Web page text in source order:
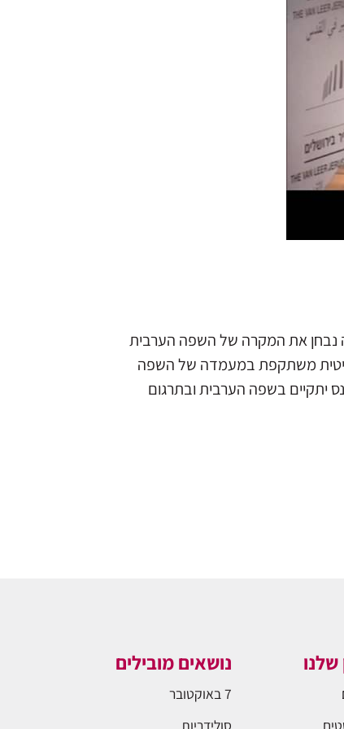
נבחן את המקרה של השפה הערבית
משתקפת במעמדה של השפה
יתקיים בשפה הערבית ובתרגום
שלנו נושאים מובילים
7 באוקטובר